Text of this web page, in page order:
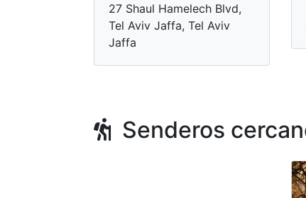
27 Shaul Hamelech Blvd,
Tel Aviv Jaffa, Tel Aviv
Jaffa
Senderos